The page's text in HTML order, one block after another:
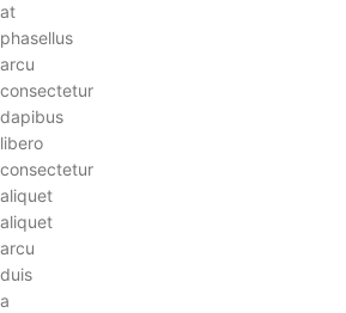
at
phasellus
arcu
consectetur
dapibus
libero
consectetur
aliquet
aliquet
arcu
duis
a